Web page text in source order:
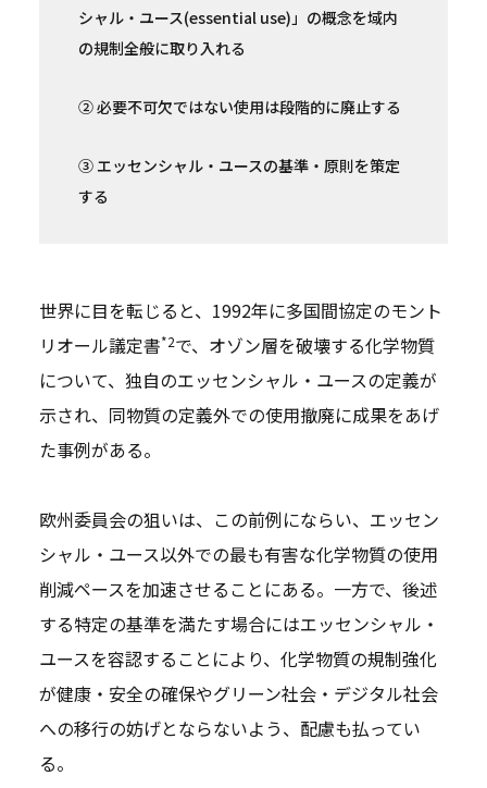
シャル・ユース(essential use)」の概念を域内
の規制全般に取り入れる
② 必要不可欠ではない使用は段階的に廃止する
③ エッセンシャル・ユースの基準・原則を策定
する
世界に目を転じると、1992年に多国間協定のモント
リオール議定書*2で、オゾン層を破壊する化学物質
について、独自のエッセンシャル・ユースの定義が
示され、同物質の定義外での使用撤廃に成果をあげ
た事例がある。
欧州委員会の狙いは、この前例にならい、エッセン
シャル・ユース以外での最も有害な化学物質の使用
削減ペースを加速させることにある。一方で、後述
する特定の基準を満たす場合にはエッセンシャル・
ユースを容認することにより、化学物質の規制強化
が健康・安全の確保やグリーン社会・デジタル社会
への移行の妨げとならないよう、配慮も払ってい
る。